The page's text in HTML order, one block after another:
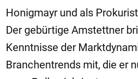
Honigmayr und als
Der gebürtige Amstettner
Kenntnisse der
Branchentrends mit, die er